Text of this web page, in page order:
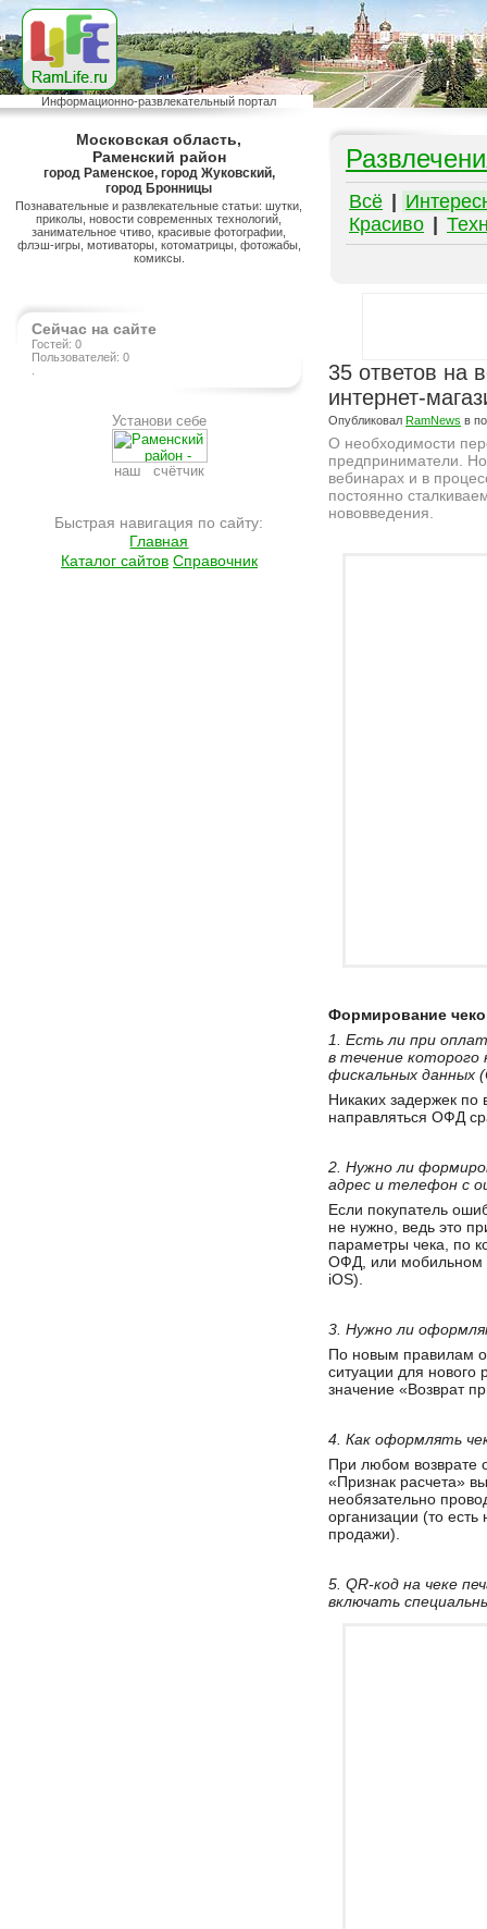
Информационно-развлекательный портал
Московская область,
Раменский район
город Раменское, город Жуковский,
город Бронницы
Познавательные и развлекательные статьи: шутки,
приколы, новости современных технологий,
занимательное чтиво, красивые фотографии,
флэш-игры, мотиваторы, котоматрицы, фотожабы,
комиксы.
Сейчас на сайте
Гостей: 0
Пользователей: 0
Установи себе
наш счётчик
Быстрая навигация по сайту:
Главная
Каталог сайтов Справочник
Всё
Красиво
35 ответов на
интернет-
Опубликовал RamNews в
О необходимости
предприниматели. Но
вебинарах и в
постоянно
нововведения.
Формирование
1. Есть ли при
в течение которого
фискальных
Никаких задержек
направляться ОФД
2. Нужно ли
адрес и телефон с
Если покупатель
не нужно, ведь это
параметры чека, по
ОФД, или мобильном
iOS).
3. Нужно ли
По новым правилам
ситуации для нового
значение «Возврат
4. Как оформлять
При любом возврате
«Признак расчета»
необязательно
организации (то
продажи).
5. QR-код на чеке
включать